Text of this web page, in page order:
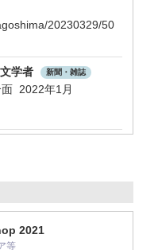
20230329/50
学者 新聞・雑誌
2022年1月
2021
等